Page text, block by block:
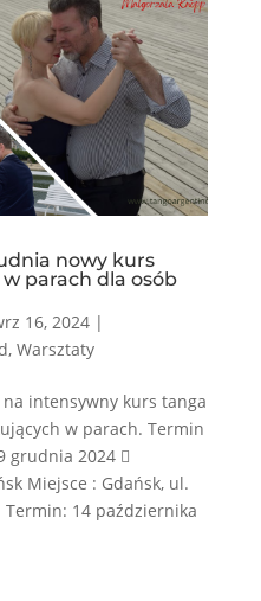
nowy kurs
parach dla osób
16, 2024|
, Warsztaty
intensywny kurs tanga
w parach. Termin
grudnia 2024 
Miejsce : Gdańsk, ul.
14 października